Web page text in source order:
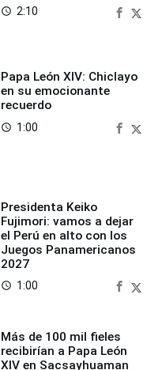
access_time 2:10
Papa León XIV: Chiclayo
en su emocionante
recuerdo
access_time 1:00
Presidenta Keiko
Fujimori: vamos a dejar
el Perú en alto con los
Juegos Panamericanos
2027
access_time 1:00
Más de 100 mil fieles
recibirían a Papa León
XIV en Sacsayhuaman